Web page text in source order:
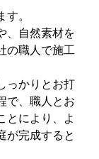
。
、自然素材を
の職人で施工
っかりとお打
で、職人とお
とにより、よ
が完成すると